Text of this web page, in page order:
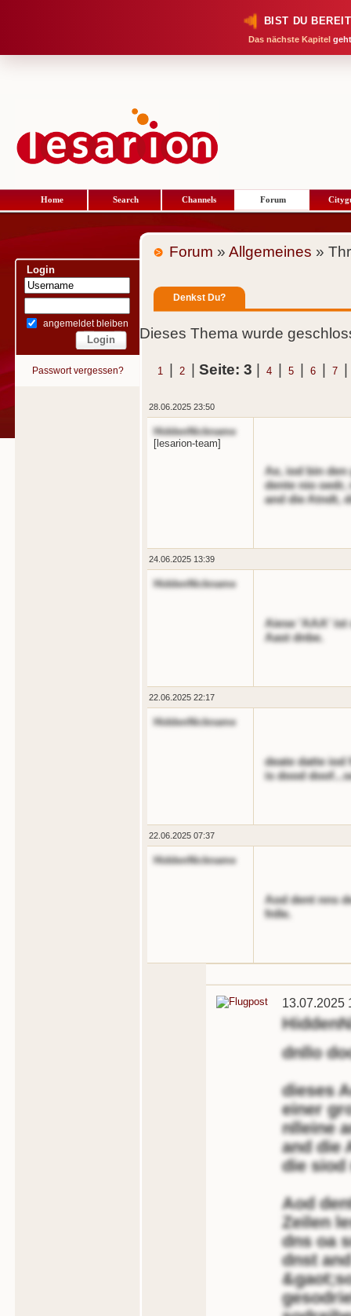
BIST DU
Das nächste Kapitel
Home Search Channels Forum
Login
angemeldet bleiben
Passwort vergessen?
Forum » Allgemeines »
Denkst Du?
Dieses Thema wurde
1 | 2 | Seite: 3 | 4 | 5 | 6 | 7 |
28.06.2025 23:50
HiddenNickname
[lesarion-team]
Ae, iod bin
dente nio
and die Atndt,
24.06.2025 13:39
HiddenNickname
Aiese 'AAA' ist
Aast dnbe.
22.06.2025 22:17
HiddenNickname
deate datte iod
is dood
22.06.2025 07:37
HiddenNickname
Aod dent nns
fnlle.
13.07.2025
dnllo
dieses
einer
nlleine
and die
die siod
Aod
Zeilen
dns oa
dnst